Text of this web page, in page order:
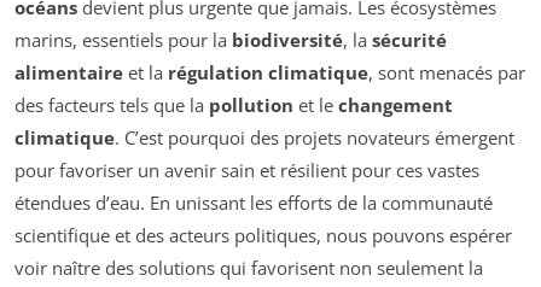
océans devient plus urgente que jamais. Les écosystèmes
marins, essentiels pour la biodiversité, la sécurité
alimentaire et la régulation climatique, sont menacés par
des facteurs tels que la pollution et le changement
climatique. C’est pourquoi des projets novateurs émergent
pour favoriser un avenir sain et résilient pour ces vastes
étendues d’eau. En unissant les efforts de la communauté
scientifique et des acteurs politiques, nous pouvons espérer
voir naître des solutions qui favorisent non seulement la